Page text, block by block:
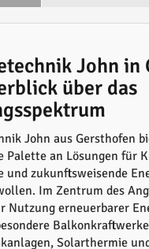
John in
über das
John aus Gersthofen
Palette an Lösungen für
und zukunftsweisende
Im Zentrum des
Nutzung erneuerbarer
Solarthermie